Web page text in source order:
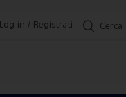
Log in / Registrati Cerca